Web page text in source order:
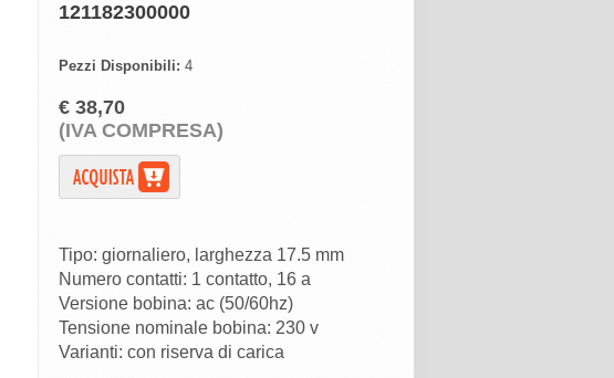
121182300000
Pezzi Disponibili: 4
€ 38,70
(IVA COMPRESA)
Tipo: giornaliero, larghezza 17.5 mm
Numero contatti: 1 contatto, 16 a
Versione bobina: ac (50/60hz)
Tensione nominale bobina: 230 v
Varianti: con riserva di carica